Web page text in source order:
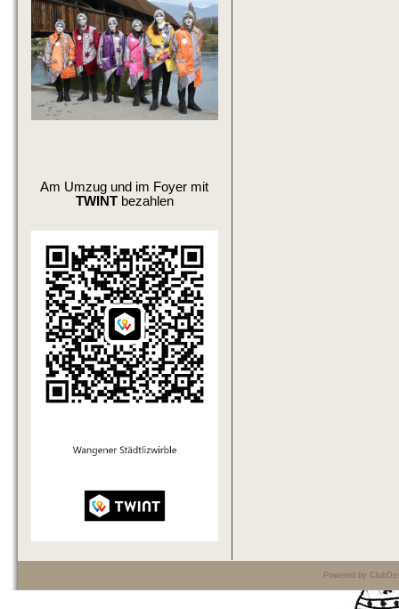
Am Umzug und im Foyer mit
TWINTbezahlen
Powered by